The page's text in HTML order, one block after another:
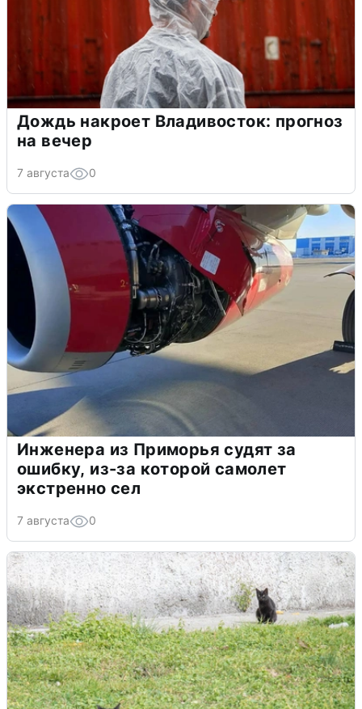
Дождь накроет Владивосток: прогноз
на вечер
7 августа 0
Инженера из Приморья судят за
ошибку, из-за которой самолет
экстренно сел
7 августа 0